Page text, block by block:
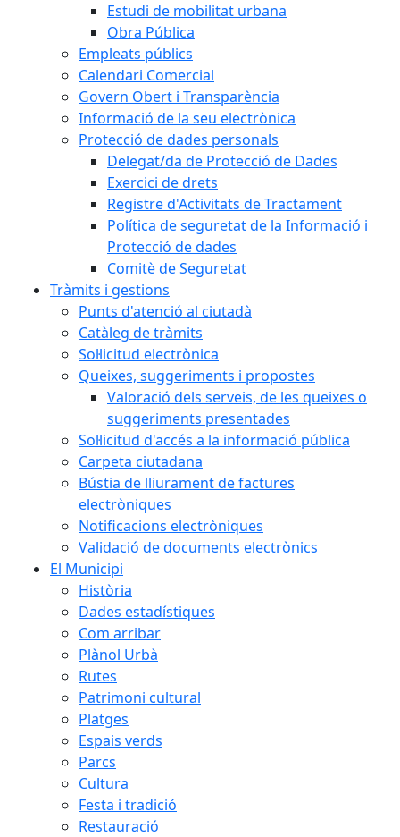
Estudi de mobilitat urbana
Obra Pública
Empleats públics
Calendari Comercial
Govern Obert i Transparència
Informació de la seu electrònica
Protecció de dades personals
Delegat/da de Protecció de Dades
Exercici de drets
Registre d'Activitats de Tractament
Política de seguretat de la Informació i
Protecció de dades
Comitè de Seguretat
Tràmits i gestions
Punts d'atenció al ciutadà
Catàleg de tràmits
Sol·licitud electrònica
Queixes, suggeriments i propostes
Valoració dels serveis, de les queixes o
suggeriments presentades
Sol·licitud d'accés a la informació pública
Carpeta ciutadana
Bústia de lliurament de factures
electròniques
Notificacions electròniques
Validació de documents electrònics
El Municipi
Història
Dades estadístiques
Com arribar
Plànol Urbà
Rutes
Patrimoni cultural
Platges
Espais verds
Parcs
Cultura
Festa i tradició
Restauració